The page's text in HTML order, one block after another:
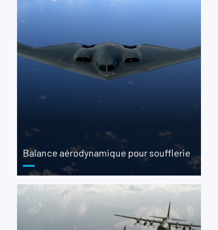
Balance aérodynamique pour soufflerie